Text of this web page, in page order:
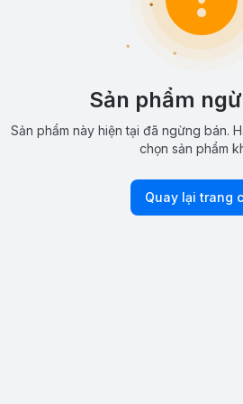
Sản phẩm
Sản phẩm này hiện tại đã ngừng bán.
chọn sản phẩm
Quay lại trang